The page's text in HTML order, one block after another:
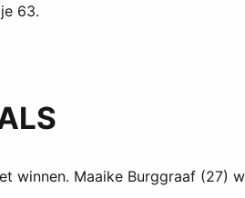
63.
winnen. Maaike Burggraaf (27)